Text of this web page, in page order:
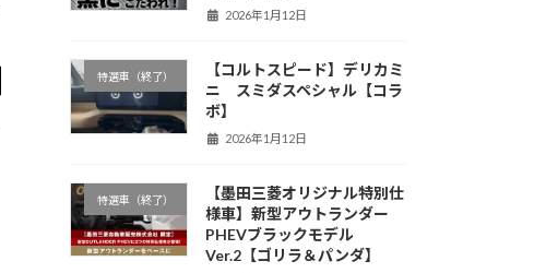
2026年1月12日
特選車（終了）
【コルトスピード】デリカミ
ニ スミダスペシャル【コラ
ボ】
2026年1月12日
特選車（終了）
【墨田三菱オリジナル特別仕
様車】新型アウトランダー
PHEVブラックモデル
Ver.2【ゴリラ＆パンダ】